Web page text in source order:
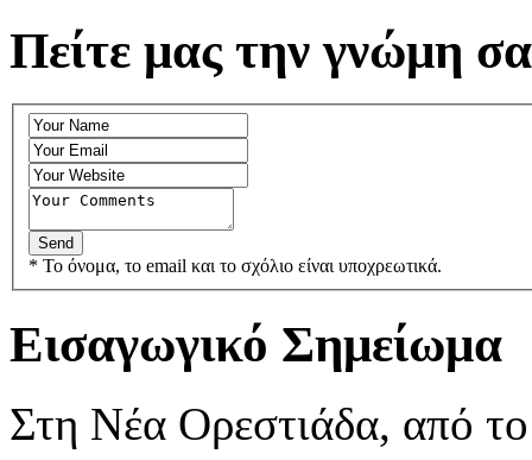
Πείτε μας την γνώμη
* Το όνομα, το email και το σχόλιο είναι υποχρεωτικά.
Εισαγωγικό Σημείωμα
Στη Νέα Ορεστιάδα, από το